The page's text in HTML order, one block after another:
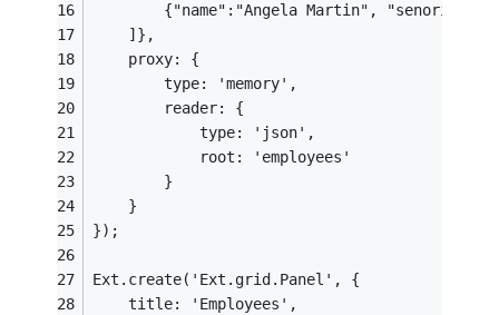
{"name":"Angela Martin",
    ]},
    proxy: {
        type: 'memory',
        reader: {
            type: 'json',
            root: 'employees'
        }
    }
});
Ext.create('Ext.grid.Panel', {
    title: 'Employees',